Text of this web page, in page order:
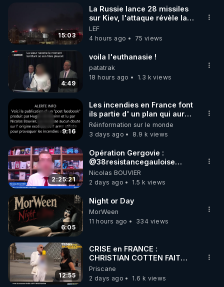
15:03
La Russie lance 28 missiles
sur Kiev, l'attaque révèle la
faiblesse de Kiev
LEF
4 hours ago
75 views
4:49
voila l'euthanasie !
patatrak
18 hours ago
1.3 k views
9:16
Les incendies en France font
ils partie d' un plan qui aurait
débuté le 11 septembre 2001
?
Réinformation sur le monde
3 days ago
8.9 k views
2:25:21
Opération Gergovie :
‪@38resistancegauloise‬
‪@MarionSigautOfficiel‬
‪@gladysriifard5710‬ Laëtitia
Nicolas BOUVIER
2 days ago
1.5 k views
6:05
Night or Day
MorWeen
11 hours ago
334 views
12:55
CRISE en FRANCE :
CHRISTIAN COTTEN FAIT
une étrange découverte
Priscane
2 days ago
1.6 k views